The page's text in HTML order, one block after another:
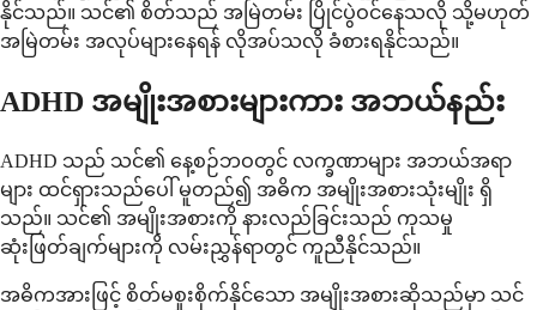
နိုင်သည်။ သင်၏ စိတ်သည် အမြဲတမ်း ပြိုင်ပွဲဝင်နေသလို သို့မဟုတ်
အမြဲတမ်း အလုပ်များနေရန် လိုအပ်သလို ခံစားရနိုင်သည်။
ADHD အမျိုးအစားများကား အဘယ်နည်း
ADHD သည် သင်၏ နေ့စဉ်ဘဝတွင် လက္ခဏာများ အဘယ်အရာ
များ ထင်ရှားသည်ပေါ် မူတည်၍ အဓိက အမျိုးအစားသုံးမျိုး ရှိ
သည်။ သင်၏ အမျိုးအစားကို နားလည်ခြင်းသည် ကုသမှု
ဆုံးဖြတ်ချက်များကို လမ်းညွှန်ရာတွင် ကူညီနိုင်သည်။
အဓိကအားဖြင့် စိတ်မစူးစိုက်နိုင်သော အမျိုးအစားဆိုသည်မှာ သင်